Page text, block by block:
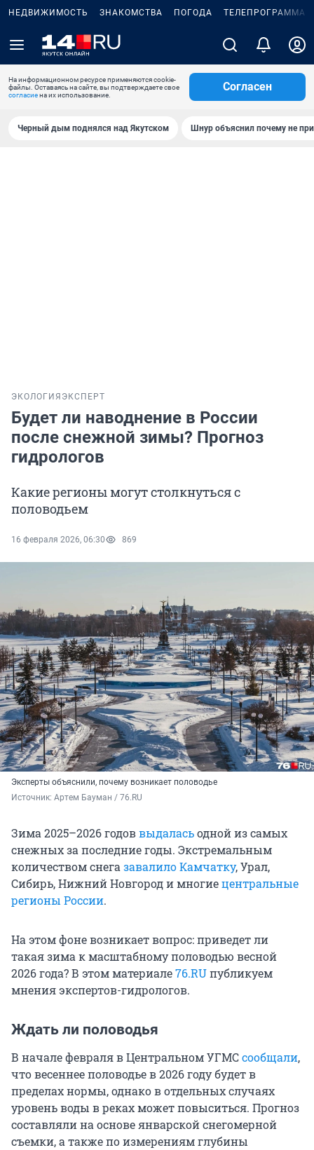
НЕДВИЖИМОСТЬ ЗНАКОМСТВА ПОГОДА ТЕЛЕПРОГРАММА
На информационном ресурсе применяются cookie-
файлы. Оставаясь на сайте, вы подтверждаете свое
согласиена их использование.
Согласен
Черный дым поднялся над Якутском Шнур объяснил почему не
ЭКОЛОГИЯ ЭКСПЕРТ
Будет ли наводнение в России
после снежной зимы? Прогноз
гидрологов
Какие регионы могут столкнуться с
половодьем
16 февраля 2026, 06:30 869
Эксперты объяснили, почему возникает половодье
Источник: Артем Бауман / 76.RU
Зима 2025–2026 годоввыдаласьодной из самых
снежных за последние годы. Экстремальным
количеством снегазавалило Камчатку, Урал,
Сибирь, Нижний Новгород и многиецентральные
регионы России.
На этом фоне возникает вопрос: приведет ли
такая зима к масштабному половодью весной
2026 года? В этом материале76.RUпубликуем
мнения экспертов-гидрологов.
Ждать ли половодья
В начале февраля в Центральном УГМСсообщали,
что весеннее половодье в 2026 году будет в
пределах нормы, однако в отдельных случаях
уровень воды в реках может повыситься. Прогноз
составляли на основе январской снегомерной
съемки, а также по измерениям глубины